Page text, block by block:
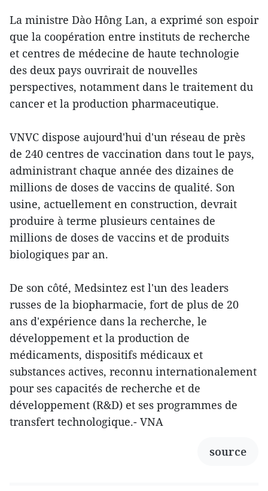
La ministre Dào Hông Lan, a exprimé son espoir
que la coopération entre instituts de recherche
et centres de médecine de haute technologie
des deux pays ouvrirait de nouvelles
perspectives, notamment dans le traitement du
cancer et la production pharmaceutique.
VNVC dispose aujourd'hui d'un réseau de près
de 240 centres de vaccination dans tout le pays,
administrant chaque année des dizaines de
millions de doses de vaccins de qualité. Son
usine, actuellement en construction, devrait
produire à terme plusieurs centaines de
millions de doses de vaccins et de produits
biologiques par an.
De son côté, Medsintez est l'un des leaders
russes de la biopharmacie, fort de plus de 20
ans d'expérience dans la recherche, le
développement et la production de
médicaments, dispositifs médicaux et
substances actives, reconnu internationalement
pour ses capacités de recherche et de
développement (R&D) et ses programmes de
transfert technologique.- VNA
source